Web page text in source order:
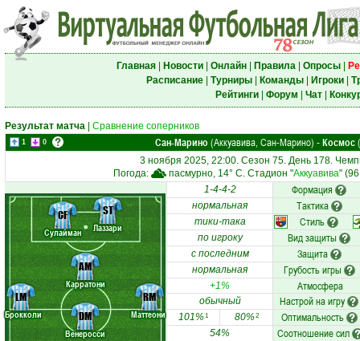
Главная| Новости| Онлайн| Правила| Опросы|
Расписание| Турниры| Команды| Игроки|
Рейтинги| Форум Чат|
Результат матча Сравнение соперников
1 0 Сан-Марино (Аккуавива, Сан-Марино) - Космос
3 ноября 2025, 22:00. Сезон 75. День 178.
Погода:
пасмурно, 14° C. Стадион "Аккуавива"
Брокколи
Венеросси
Карратони
Маттеони
Сулайман Лаззари
LM
DM
AM
RM
CF ST
1-4-4-2 Формация
нормальная Тактика
тики-така Стиль
по игроку Вид защиты
с последним Защита
нормальная Грубость игры
+1% Атмосфера
обычный Настрой на игру
101%1 80%2 Оптимальность
54% Соотношение сил